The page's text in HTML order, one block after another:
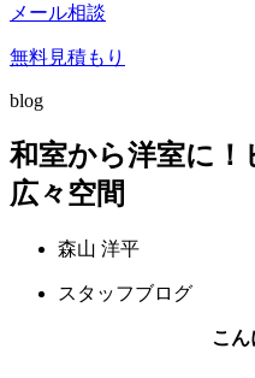
メール相談
無料見積もり
blog
和室から洋室に
広々空間
森山 洋平
スタッフブログ
こん